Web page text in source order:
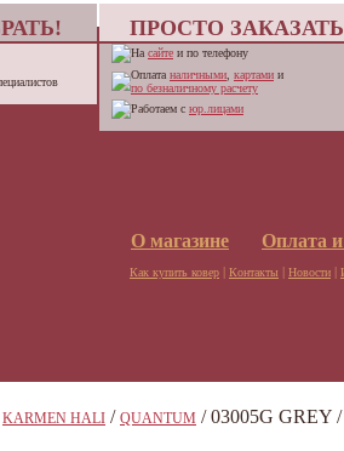
ПРОСТО
На сайте и по телефону
Оплата наличными картами и
по безналичному расчету
Работаем с юр.лицами
О магазине Оплата и
Как купить ковер | Контакты | Новости |
KARMEN HALI / QUANTUM / 03005G GREY